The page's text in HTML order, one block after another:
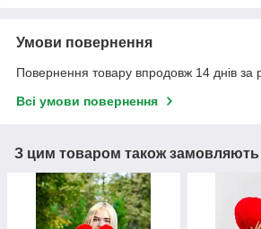
Умови повернення
Повернення товару впродовж 14 днів за
Всі умови повернення
З цим товаром також замовляють